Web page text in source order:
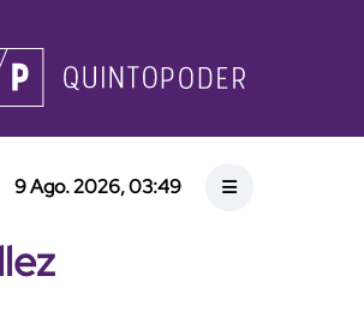
9 Ago. 2026, 03:49